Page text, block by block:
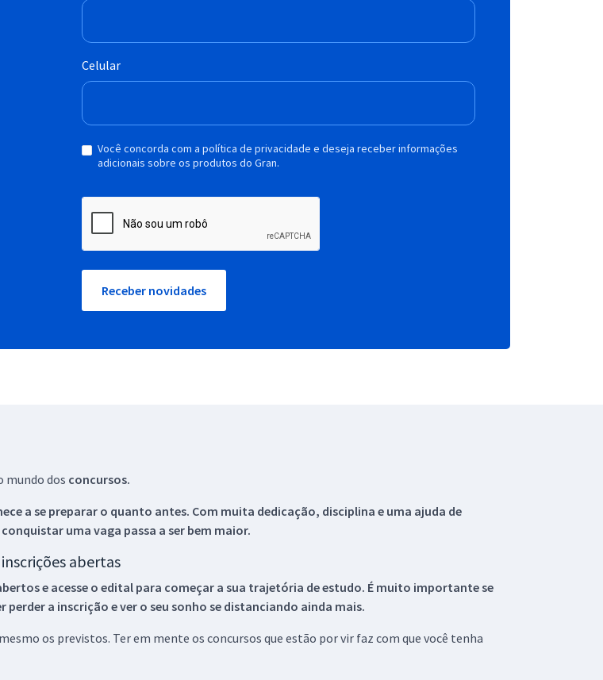
Celular
Você concorda com a política de privacidade e deseja receber informações
adicionais sobre os produtos do Gran.
Receber novidades
mundo dos concursos.
a se preparar o quanto antes. Com muita dedicação, disciplina e uma ajuda de
uma vaga passa a ser bem maior.
abertas
e acesse o edital para começar a sua trajetória de estudo. É muito importante se
a inscrição e ver o seu sonho se distanciando ainda mais.
os previstos. Ter em mente os concursos que estão por vir faz com que você tenha